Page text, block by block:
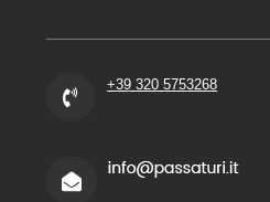
+39 320 5753268